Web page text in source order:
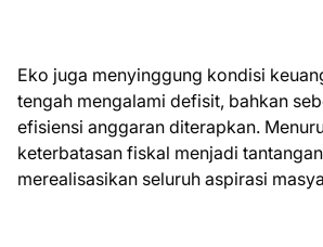
Eko juga menyinggung kondisi
tengah mengalami defisit, bahkan
efisiensi anggaran diterapkan.
keterbatasan fiskal menjadi
merealisasikan seluruh aspirasi